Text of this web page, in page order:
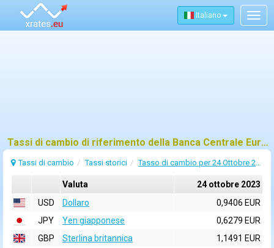
Italiano
Tassi di cambio di riferimento della Banca Centrale Europea (BCE) per 24 ottobre 2023
Tassi di cambio Tassi storici Tasso di cambio per 24 Ottobre 2023
Valuta
24 ottobre 2023
USD
Dollaro
0,9406 EUR
JPY
Yen giapponese
0,6279 EUR
GBP
Sterlina britannica
1,1491 EUR